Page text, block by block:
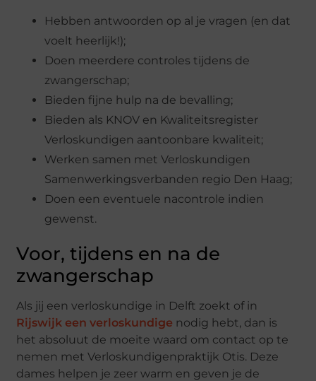
Hebben antwoorden op al je vragen (en dat
voelt heerlijk!);
Doen meerdere controles tijdens de
zwangerschap;
Bieden fijne hulp na de bevalling;
Bieden als KNOV en Kwaliteitsregister
Verloskundigen aantoonbare kwaliteit;
Werken samen met Verloskundigen
Samenwerkingsverbanden regio Den Haag;
Doen een eventuele nacontrole indien
gewenst.
Voor, tijdens en na de
zwangerschap
Als jij een verloskundige in Delft zoekt of in
Rijswijk een verloskundige nodig hebt, dan is
het absoluut de moeite waard om contact op te
nemen met Verloskundigenpraktijk Otis. Deze
dames helpen je zeer warm en geven je de